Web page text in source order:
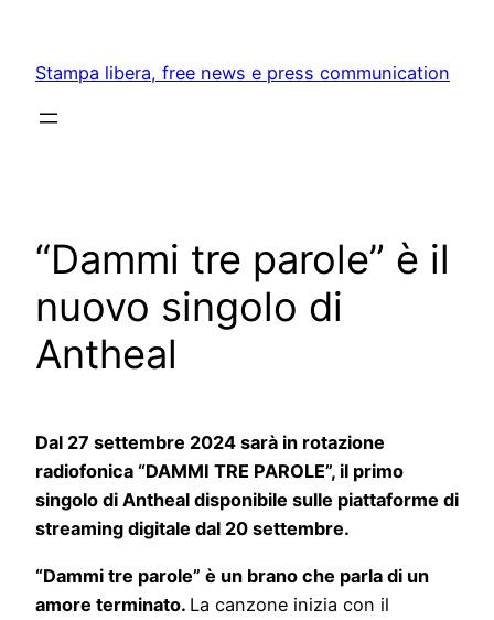
content
Stampa libera, free news e press communication
“Dammi tre parole” è il
nuovo singolo di
Antheal
Dal 27 settembre 2024 sarà in rotazione
radiofonica “DAMMI TRE PAROLE”, il primo
singolo di Antheal disponibile sulle piattaforme di
streaming digitale dal 20 settembre.
“Dammi tre parole” è un brano che parla di un
amore terminato. La canzone inizia con il